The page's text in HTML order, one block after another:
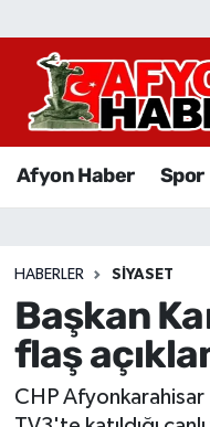
Afyon Haber Spor
HABERLER SIYASET
Başkan
flaş
CHP Afyonkarahisar
Afyon Haber
Sağlık
Eğitim
Sivil Toplum